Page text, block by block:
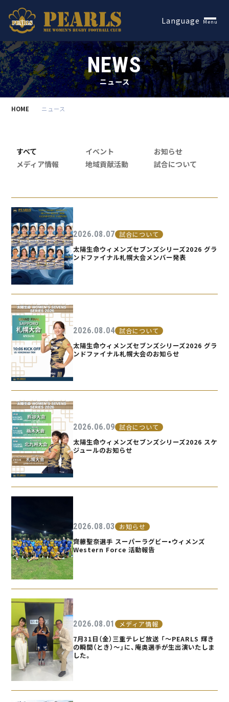
Language Menu
NEWS
ニュース
HOME ニュース
すべて イベント
お知らせ
メディア情報
地域貢献活動 試合について
2026.08.07 試合について
太陽生命ウィメンズセブンズシリーズ2026 グラ
ンドファイナル札幌大会メンバー発表
2026.08.04 試合について
太陽生命ウィメンズセブンズシリーズ2026 グラ
ンドファイナル札幌大会のお知らせ
2026.06.09 試合について
太陽生命ウィメンズセブンズシリーズ2026 スケ
ジュールのお知らせ
2026.08.03 お知らせ
齊藤聖奈選手 スーパーラグビー•ウィメンズ
Western Force 活動報告
2026.08.01 メディア情報
7月31日（金）三重テレビ放送 「〜PEARLS 輝き
の瞬間（とき）〜」に、庵奥選手が生出演いたしま
した。